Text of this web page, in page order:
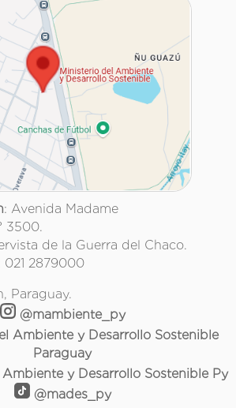
: Avenida Madame
3500.
de la Guerra del Chaco.
021 2879000
Paraguay.
@mambiente_py
Ambiente y Desarrollo Sostenible
Paraguay
y Desarrollo Sostenible Py
@mades_py